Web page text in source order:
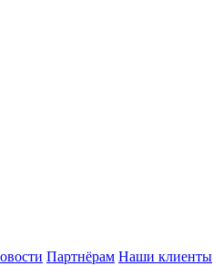
Партнёрам Наши клиенты